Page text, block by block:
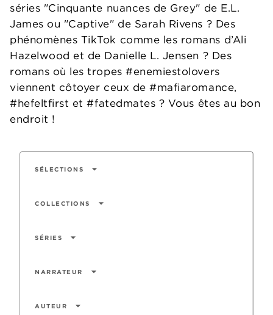
séries "Cinquante nuances de Grey" de E.L.
James ou "Captive" de Sarah Rivens ? Des
phénomènes TikTok comme les romans d’Ali
Hazelwood et de Danielle L. Jensen ? Des
romans où les tropes #enemiestolovers
viennent côtoyer ceux de #mafiaromance,
#hefeltfirst et #fatedmates ? Vous êtes au bon
endroit !
SÉLECTIONS arrow_drop_down
COLLECTIONS arrow_drop_down
SÉRIES arrow_drop_down
NARRATEUR arrow_drop_down
AUTEUR arrow_drop_down